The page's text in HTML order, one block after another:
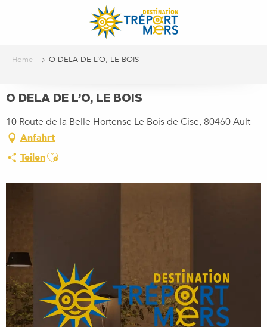
Home O DELA DE L’O, LE BOIS
O DELA DE L’O, LE BOIS
10 Route de la Belle Hortense Le Bois de Cise, 80460 Ault
Anfahrt
TeilenAjouter aux favoris